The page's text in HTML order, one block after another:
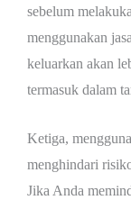
sebelum
menggunakan
keluarkan akan
termasuk dalam
Ketiga,
menghindari
Jika Anda